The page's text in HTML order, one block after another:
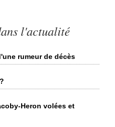
l'actualité
rumeur de décès
Heron volées et